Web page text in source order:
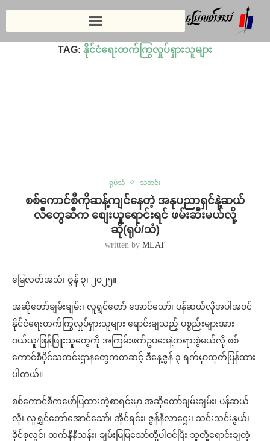
နိုင်ငံရေးတက်ကြွလှုပ်ရှားသူများ
TAG: နိုင်ငံရေးတက်ကြွလှုပ်ရှားသူများ
ရုပ်သံ သတင်း
စစ်ကောင်စီကိုဆန့်ကျင်နေတဲ့ အနုပညာရှင်နဲ့ဆယ်
လီတွေဆီက စျေးယူရောင်းရင် ဖမ်းဆီးမယ်လို့
ဆို(ရုပ်/သံ)
written by MLAT
မြေလတ်အသံ၊ ဇွန် ၃၊ ၂၀၂၅။
အဆိုတော်ချမ်းချမ်း၊ လူရွင်တော် အောင်သော်၊ ပန်ဆယ်လိုအပါအဝင်
နိုင်ငံရေးတက်ကြွလှုပ်ရှားသူများ ရောင်းချသည့် ပစ္စည်းများအား
ဝယ်ယူ/ဖြန့်ဖြူးသူတွေကို အကြမ်းဖက်ဥပဒေနဲ့တရားစွဲမယ်လို့ စစ်
ကောင်စီပိုင်သတင်းဌာနတွေကတဆင့် ဒီနေ့ဇွန် ၃ ရက်မှာထုတ်ပြန်ထား
ပါတယ်။
စစ်ကောင်စီကဖော်ပြထားတဲ့စာရင်းမှာ အဆိုတော်ချမ်းချမ်း၊ ပန်ဆယ်
လို၊ လူရွှင်တော်အောင်သော်၊ အိုင်ရင်း၊ ဇွန်နီလာဌေး၊ သင်းသင်းနွယ်၊
ခိုင်စုလွင်၊ ထက်နီနီသန်း၊ ချမ်းမြမြသော်တို့ပါဝင်ပြီး သူတို့ရောင်းချတဲ့